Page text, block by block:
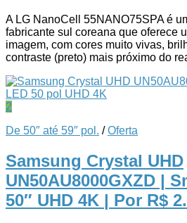
A LG NanoCell 55NANO75SPA é
fabricante sul coreana que oferece
imagem, com cores muito vivas,
contraste (preto) mais próximo do
2
De 50″ até 59″ pol. /Oferta
Samsung Crystal UHD
UN50AU8000GXZD |
50″ UHD 4K | Por R$